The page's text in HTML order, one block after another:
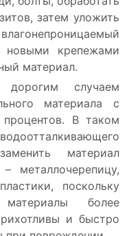
затем уложить
крепежами
материал.
случаем
материала с
В таком
материал
металлочерепицу,
поскольку
более
и быстро